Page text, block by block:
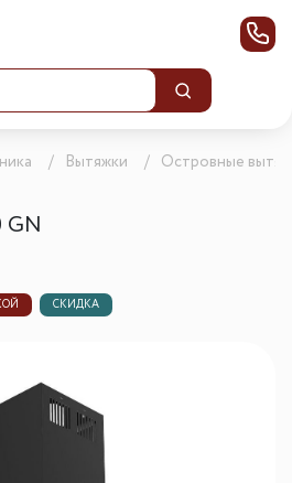
Вытяжки
Островные
GN
СКИДКА